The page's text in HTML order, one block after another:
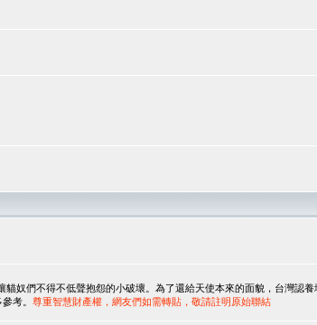
奴們不得不低聲抱怨的小破壞。為了還給天使本來的面貌，台灣認
考。 尊重智慧財產權，網友們如需轉貼，敬請註明原始聯結